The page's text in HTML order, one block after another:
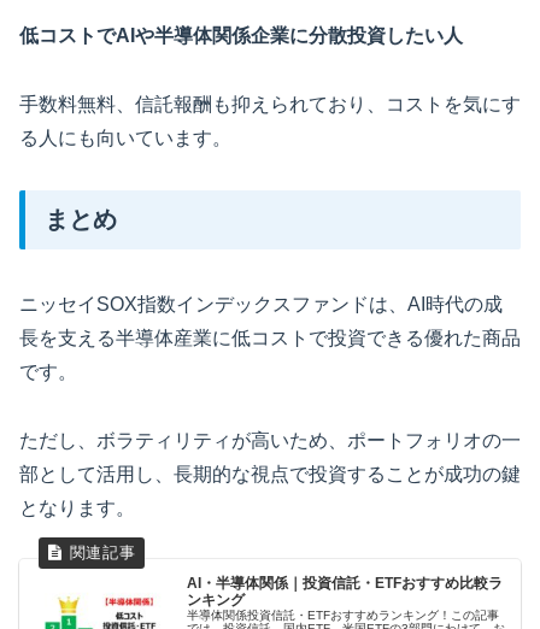
低コストでAIや半導体関係企業に分散投資したい人
手数料無料、信託報酬も抑えられており、コストを気にす
る人にも向いています。
まとめ
ニッセイSOX指数インデックスファンドは、AI時代の成
長を支える半導体産業に低コストで投資できる優れた商品
です。
ただし、ボラティリティが高いため、ポートフォリオの一
部として活用し、長期的な視点で投資することが成功の鍵
となります。
AI・半導体関係｜投資信託・ETFおすすめ比較ラ
ンキング
半導体関係投資信託・ETFおすすめランキング！この記事